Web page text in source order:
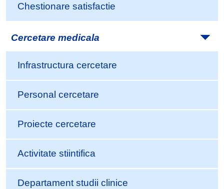
Chestionare satisfactie
Cercetare medicala
Infrastructura cercetare
Personal cercetare
Proiecte cercetare
Activitate stiintifica
Departament studii clinice